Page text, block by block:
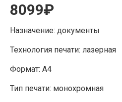
8099₽
Назначение: документы
Технология печати: лазерная
Формат: A4
Тип печати: монохромная